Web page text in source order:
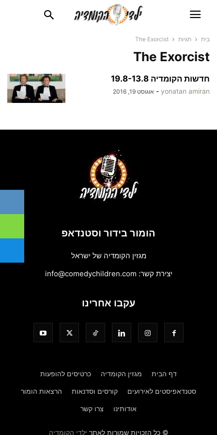
בית תגיות The Exorcist
The Exorcist
חדשות הקומדיה 19.8-13.8
yonatan amiran
- אוגוסט 19, 2016
הומור בידור וסטנדאפ
מגזין הקומדיה של ישראל
יצירת קשר: info@comedychildren.com
עקבו אחרינו
דף הבית מגזין הקומדיה כרטיסים להופעות
סטנדאפיסטים לאירועים קורסים וסדנאות הרצאות הומור
אודותינו צרו קשר
© כל הזכויות שמורות לאתר ילדי הקומדיה